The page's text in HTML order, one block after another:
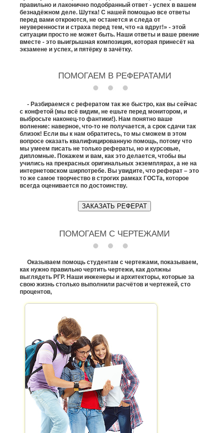
правильно и лаконично подобранный ответ - успех в вашем
безнадёжном деле. Шутка! С нашей помощью все ответы
перед вами откроются, не останется и следа от
неуверенности и страха перед тем, что «а вдруг!» - этой
ситуации просто не может быть. Наши ответы и ваше рвение
вместе - это выигрышная композиция, которая принесёт на
экзамене и успех, и пятёрку в зачётку.
ПОМОГАЕМ В РЕФЕРАТАМИ
- Разбираемся с рефератом так же быстро, как вы сейчас
с конфетой (мы всё видим, не ешьте перед монитором, и
выбросьте наконец-то фантики!). Нам понятно ваше
волнение: наверное, что-то не получается, а срок сдачи так
близок! Если вы к нам обратитесь, то мы сможем в этом
вопросе оказать квалифицированную помощь, потому что
мы умеем писать не только рефераты, но и курсовые,
дипломные. Покажем и вам, как это делается, чтобы вы
учились на прекрасных оригинальных экземплярах, а не на
интернетовском ширпотребе. Вы увидите, что реферат – это
то же самое творчество в строгих рамках ГОСТа, которое
всегда оценивается по достоинству.
ЗАКАЗАТЬ РЕФЕРАТ
ПОМОГАЕМ С ЧЕРТЕЖАМИ
Оказываем помощь студентам с чертежами, показываем,
как нужно правильно чертить чертежи, как должны
выглядеть РГР. Наши инженеры и архитекторы, которые за
свою жизнь столько выполнили расчётов и чертежей, сто
процентов,